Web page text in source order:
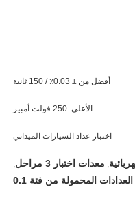
أفضل من ± 0.03٪ / 150 ثانية
الأعلى. 250 فولت أمبير
اختبار عداد السيارات الميداني
, معدات اختبار 3 مراحل ,
المحمولة من فئة 0.1